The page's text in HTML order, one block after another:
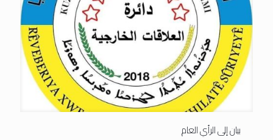
بيان إلى الرأي العام